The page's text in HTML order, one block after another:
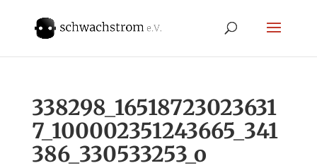
338298_16518723023631
7_100002351243665_341
386_330533253_o